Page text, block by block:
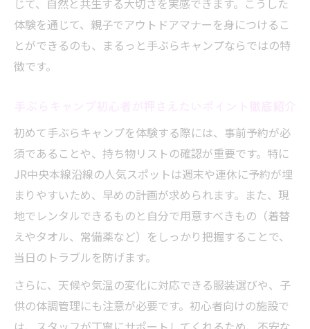
じて、自然と共生する大切さを実感できます。こうした
体験を通じて、親子でアウトドアマナーを身につけるこ
とができるのも、まるっと手ぶらキャンプならではの特
徴です。
初めて手ぶらキャンプを体験する際には、事前予約が必
須であることや、持ち物リストの確認が重要です。特に
JR中央本線沿線の人気スポットは週末や連休に予約が埋
まりやすいため、早めの計画が求められます。また、現
地でレンタルできるものと自分で用意すべきもの（着替
えやタオル、常備薬など）をしっかり把握することで、
当日のトラブルを防げます。
さらに、天候や気温の変化に対応できる服装選びや、子
供の体調管理にも注意が必要です。初心者向けの施設で